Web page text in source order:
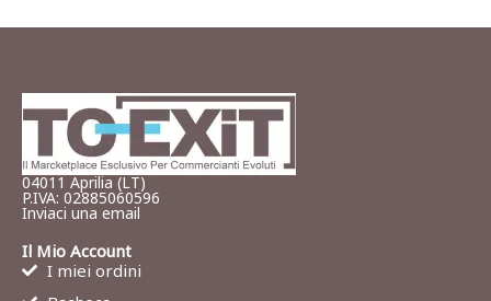
04011 Aprilia (LT)
P.IVA: 02885060596
Inviaci una email
Il Mio Account
I miei ordini